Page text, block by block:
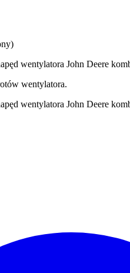
wentylatora John Deere
wentylatora.
wentylatora John Deere